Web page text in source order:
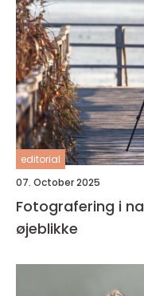
editorial
07. October 2025
Fotografering i
øjeblikke